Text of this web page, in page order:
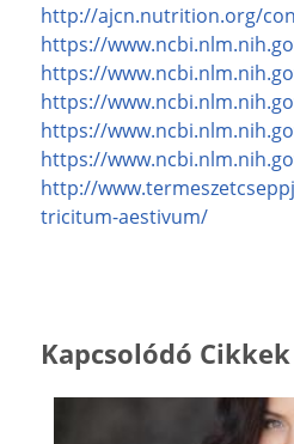
http://ajcn.nutrition.org/
https://
https://
https://
https://
https://
http://
tricitum-aestivum/
Kapcsolódó Cikkek